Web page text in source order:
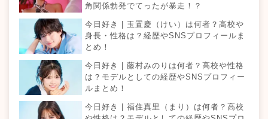
角関係勃発でてったが暴走！？
今日好き | 玉置慶（けい）は何者？高校や
身長・性格は？経歴やSNSプロフィールま
とめ！
今日好き | 藤村みのりは何者？高校や性格
は？モデルとしての経歴やSNSプロフィー
ルまとめ！
今日好き | 福住真里（まり）は何者？高校